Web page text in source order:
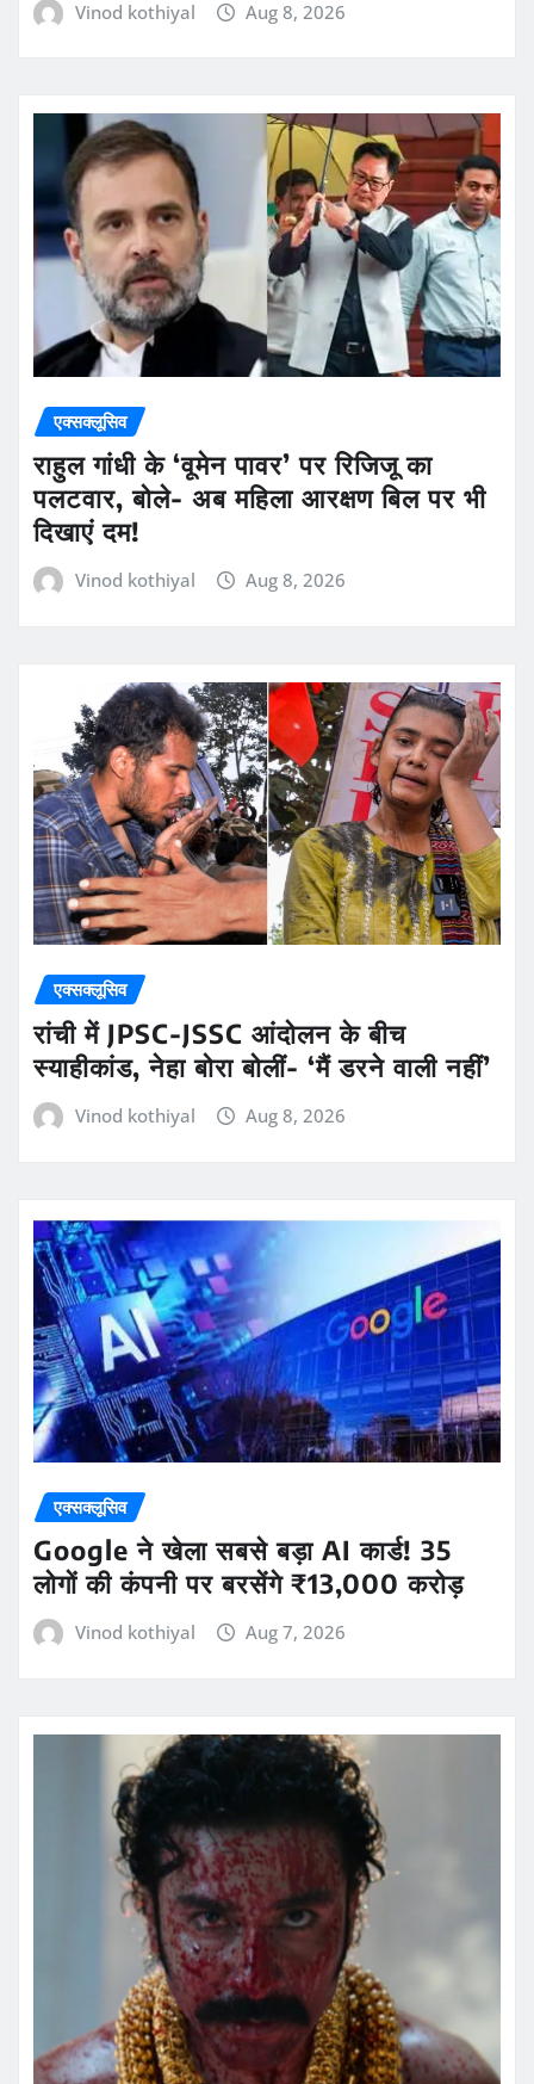
Vinod kothiyal Aug 8, 2026
एक्सक्लूसिव
राहुल गांधी के ‘वूमेन पावर’ पर रिजिजू का
पलटवार, बोले- अब महिला आरक्षण बिल पर भी
दिखाएं दम!
Vinod kothiyal Aug 8, 2026
एक्सक्लूसिव
रांची में JPSC-JSSC आंदोलन के बीच
स्याहीकांड, नेहा बोरा बोलीं- ‘मैं डरने वाली नहीं’
Vinod kothiyal Aug 8, 2026
एक्सक्लूसिव
Google ने खेला सबसे बड़ा AI कार्ड! 35
लोगों की कंपनी पर बरसेंगे ₹13,000 करोड़
Vinod kothiyal Aug 7, 2026